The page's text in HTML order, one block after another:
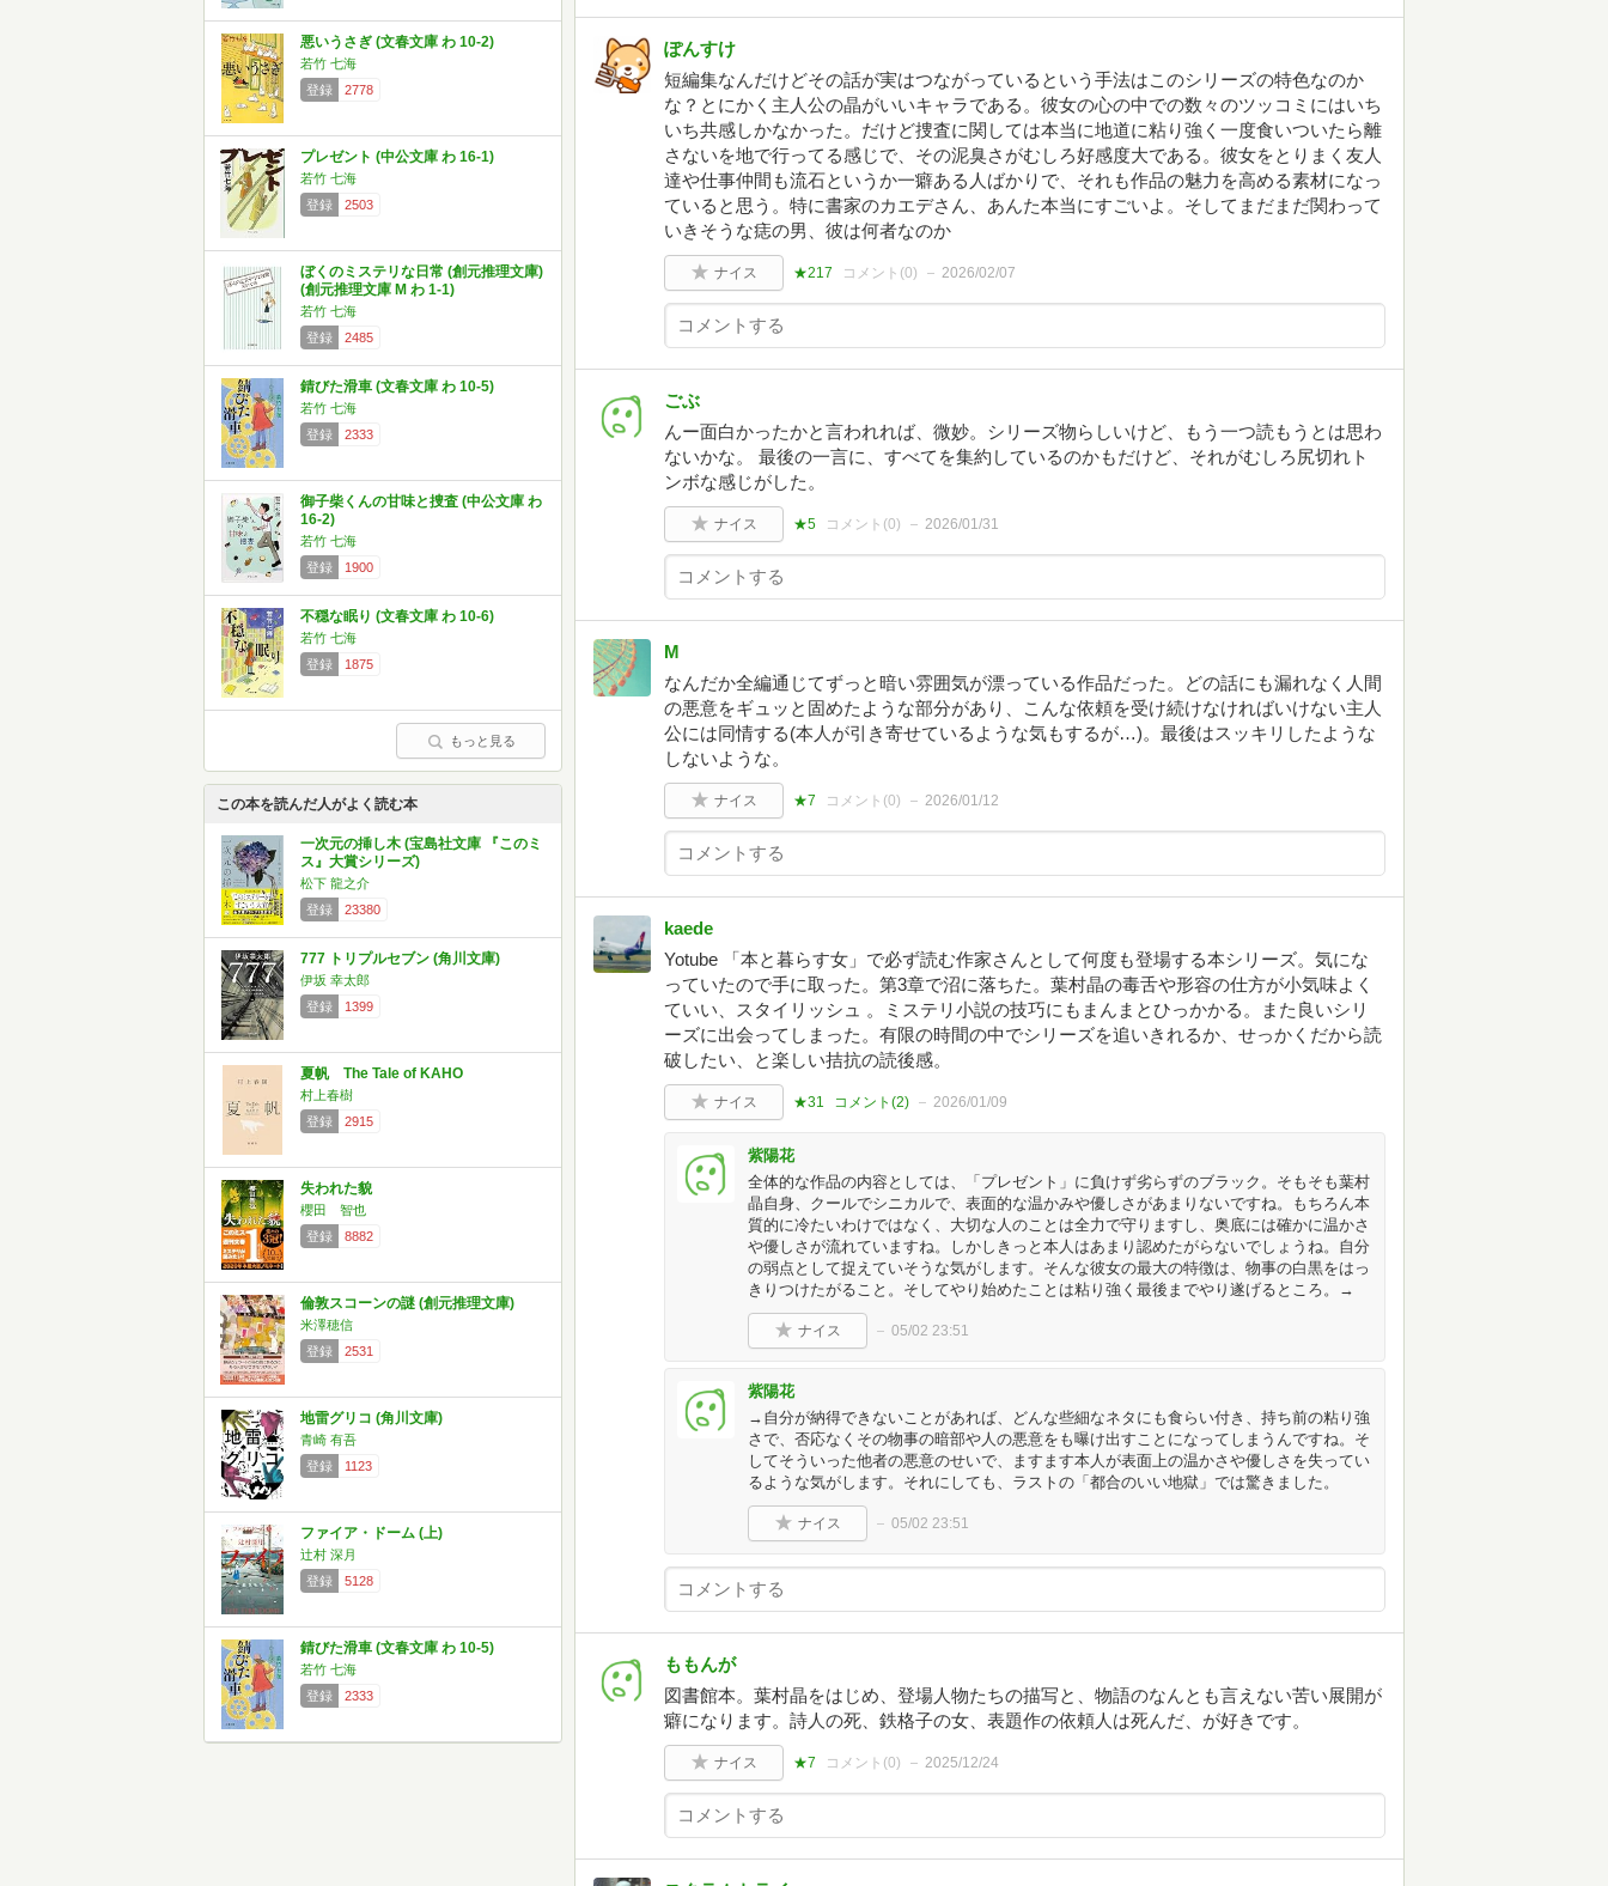
悪いうさぎ (文春文庫 わ 10-2)
若竹 七海
登録
2778
プレゼント (中公文庫 わ 16-1)
若竹 七海
登録
2503
ぼくのミステリな日常 (創元推理文庫)
(創元推理文庫 M わ 1-1)
若竹 七海
登録
2485
錆びた滑車 (文春文庫 わ 10-5)
若竹 七海
登録
2333
御子柴くんの甘味と捜査 (中公文庫 わ
16-2)
若竹 七海
登録
1900
不穏な眠り (文春文庫 わ 10-6)
若竹 七海
登録
1875
もっと見る
この本を読んだ人がよく読む本
一次元の挿し木 (宝島社文庫 『このミ
ス』大賞シリーズ)
松下 龍之介
登録
23380
777 トリプルセブン (角川文庫)
伊坂 幸太郎
登録
1399
夏帆 The Tale of KAHO
村上春樹
登録
2915
失われた貌
櫻田 智也
登録
8882
倫敦スコーンの謎 (創元推理文庫)
米澤穂信
登録
2531
地雷グリコ (角川文庫)
青崎 有吾
登録
1123
ファイア・ドーム (上)
辻村 深月
登録
5128
錆びた滑車 (文春文庫 わ 10-5)
若竹 七海
登録
2333
ぽんすけ
短編集なんだけどその話が実はつながっているという手法はこのシリーズの特色なのか
な？とにかく主人公の晶がいいキャラである。彼女の心の中での数々のツッコミにはいち
いち共感しかなかった。だけど捜査に関しては本当に地道に粘り強く一度食いついたら離
さないを地で行ってる感じで、その泥臭さがむしろ好感度大である。彼女をとりまく友人
達や仕事仲間も流石というか一癖ある人ばかりで、それも作品の魅力を高める素材になっ
ていると思う。特に書家のカエデさん、あんた本当にすごいよ。そしてまだまだ関わって
いきそうな痣の男、彼は何者なのか
ナイス ★217 コメント(0) 2026/02/07
ごぶ
んー面白かったかと言われれば、微妙。シリーズ物らしいけど、もう一つ読もうとは思わ
ないかな。 最後の一言に、すべてを集約しているのかもだけど、それがむしろ尻切れト
ンボな感じがした。
ナイス ★5 コメント(0) 2026/01/31
M
なんだか全編通じてずっと暗い雰囲気が漂っている作品だった。どの話にも漏れなく人間
の悪意をギュッと固めたような部分があり、こんな依頼を受け続けなければいけない主人
公には同情する(本人が引き寄せているような気もするが…)。最後はスッキリしたような
しないような。
ナイス ★7 コメント(0) 2026/01/12
kaede
Yotube 「本と暮らす女」で必ず読む作家さんとして何度も登場する本シリーズ。気にな
っていたので手に取った。第3章で沼に落ちた。葉村晶の毒舌や形容の仕方が小気味よく
ていい、スタイリッシュ 。ミステリ小説の技巧にもまんまとひっかかる。また良いシリ
ーズに出会ってしまった。有限の時間の中でシリーズを追いきれるか、せっかくだから読
破したい、と楽しい拮抗の読後感。
ナイス ★31 コメント(2) 2026/01/09
紫陽花
全体的な作品の内容としては、「プレゼント」に負けず劣らずのブラック。そもそも葉村
晶自身、クールでシニカルで、表面的な温かみや優しさがあまりないですね。もちろん本
質的に冷たいわけではなく、大切な人のことは全力で守りますし、奥底には確かに温かさ
や優しさが流れていますね。しかしきっと本人はあまり認めたがらないでしょうね。自分
の弱点として捉えていそうな気がします。そんな彼女の最大の特徴は、物事の白黒をはっ
きりつけたがること。そしてやり始めたことは粘り強く最後までやり遂げるところ。→
ナイス 05/02 23:51
紫陽花
→自分が納得できないことがあれば、どんな些細なネタにも食らい付き、持ち前の粘り強
さで、否応なくその物事の暗部や人の悪意をも曝け出すことになってしまうんですね。そ
してそういった他者の悪意のせいで、ますます本人が表面上の温かさや優しさを失ってい
るような気がします。それにしても、ラストの「都合のいい地獄」では驚きました。
ナイス 05/02 23:51
ももんが
図書館本。葉村晶をはじめ、登場人物たちの描写と、物語のなんとも言えない苦い展開が
癖になります。詩人の死、鉄格子の女、表題作の依頼人は死んだ、が好きです。
ナイス ★7 コメント(0) 2025/12/24